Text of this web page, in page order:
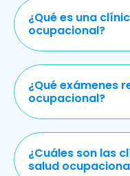
¿Qué es una
ocupacional?
¿Qué exámenes
ocupacional?
¿Cuáles son las
salud